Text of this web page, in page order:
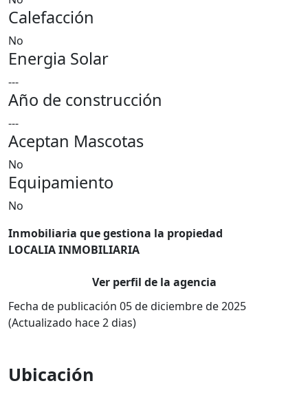
Calefacción
No
Energia Solar
---
Año de construcción
---
Aceptan Mascotas
No
Equipamiento
No
Inmobiliaria que gestiona la propiedad
LOCALIA INMOBILIARIA
Ver perfil de la agencia
Fecha de publicación 05 de diciembre de 2025
(Actualizado hace 2 dias)
Ubicación